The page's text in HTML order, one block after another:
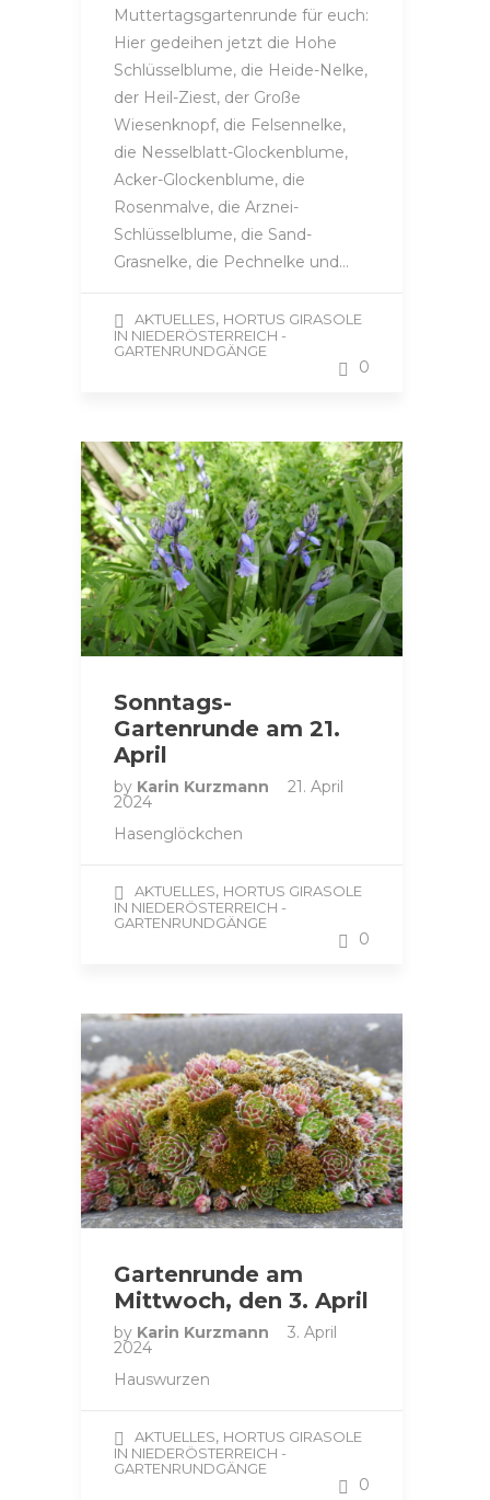
Muttertagsgartenrunde für euch:
Hier gedeihen jetzt die Hohe
Schlüsselblume, die Heide-Nelke,
der Heil-Ziest, der Große
Wiesenknopf, die Felsennelke,
die Nesselblatt-Glockenblume,
Acker-Glockenblume, die
Rosenmalve, die Arznei-
Schlüsselblume, die Sand-
Grasnelke, die Pechnelke und…
AKTUELLES, HORTUS GIRASOLE
IN NIEDERÖSTERREICH -
GARTENRUNDGÄNGE
0
Sonntags-
Gartenrunde am 21.
April
by Karin Kurzmann 21. April
2024
Hasenglöckchen
AKTUELLES, HORTUS GIRASOLE
IN NIEDERÖSTERREICH -
GARTENRUNDGÄNGE
0
Gartenrunde am
Mittwoch, den 3. April
by Karin Kurzmann 3. April
2024
Hauswurzen
AKTUELLES, HORTUS GIRASOLE
IN NIEDERÖSTERREICH -
GARTENRUNDGÄNGE
0